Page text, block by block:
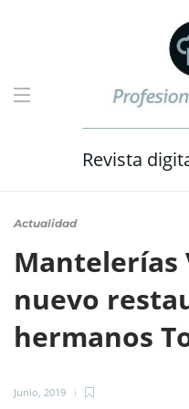
Revista
Actualidad
Mantelerías
nuevo
hermanos
Junio, 2019